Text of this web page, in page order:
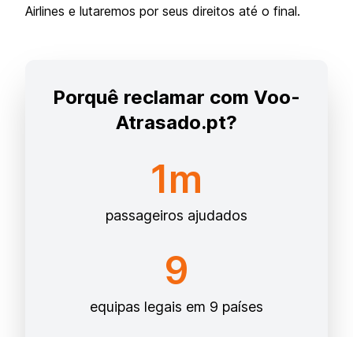
Airlines e lutaremos por seus direitos até o final.
Porquê reclamar com Voo-
Atrasado.pt?
1m
passageiros ajudados
9
equipas legais em 9 países